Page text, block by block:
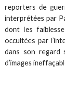
reporters de
interprétées par
dont les
occultées par
dans son regard
d’images